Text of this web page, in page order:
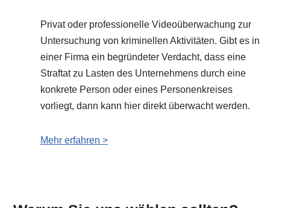
Privat oder professionelle Videoüberwachung zur
Untersuchung von kriminellen Aktivitäten. Gibt es in
einer Firma ein begründeter Verdacht, dass eine
Straftat zu Lasten des Unternehmens durch eine
konkrete Person oder eines Personenkreises
vorliegt, dann kann hier direkt überwacht werden.
Mehr erfahren >